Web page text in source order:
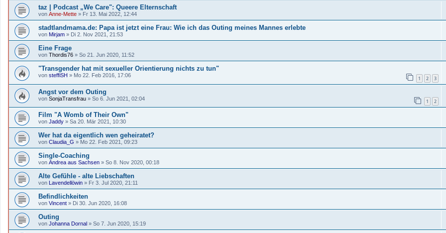
taz | Podcast „We Care": Queere Elternschaft
von Anne-Mette » Fr 13. Mai 2022, 12:44
stadtlandmama.de: Papa ist jetzt eine Frau: Wie ich das Outing meines Mannes erlebte
von Mirjam » Di 2. Nov 2021, 21:53
Eine Frage
von Thordis76 » So 21. Jun 2020, 11:52
"Transgender hat mit sexueller Orientierung nichts zu tun"
von steffiSH » Mo 22. Feb 2016, 17:06 1 2 3
Angst vor dem Outing
von SonjaTransfrau » So 6. Jun 2021, 02:04 1 2
Film "A Womb of Their Own"
von Jaddy » Sa 20. Mär 2021, 10:30
Wer hat da eigentlich wen geheiratet?
von Claudia_G » Mo 22. Feb 2021, 09:23
Single-Coaching
von Andrea aus Sachsen » So 8. Nov 2020, 00:18
Alte Gefühle - alte Liebschaften
von Lavendellöwin » Fr 3. Jul 2020, 21:11
Befindlichkeiten
von Vincent » Di 30. Jun 2020, 16:08
Outing
von Johanna Dornal » So 7. Jun 2020, 15:19